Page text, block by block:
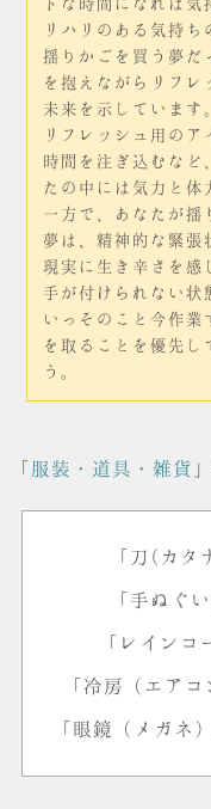
リハリのある気持ち
揺りかごを買う夢だ
を抱えながらリフレ
未来を示しています
リフレッシュ用の
時間を注ぎ込むなど
たの中には気力と体
一方で、あなたが揺
夢は、精神的な緊張
現実に生き辛さを感
手が付けられない状
いっそのこと今作業
を取ることを優先し
う。
「 服装・道具・雑貨
「刀(カタ
「手ぬぐい
「レインコ
「冷房（エアコ
「眼鏡（メガネ）